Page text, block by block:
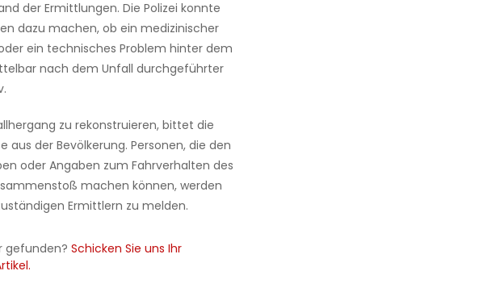
der Ermittlungen. Die Polizei konnte
dazu machen, ob ein medizinischer
ein technisches Problem hinter dem
nach dem Unfall durchgeführter
zu rekonstruieren, bittet die
aus der Bevölkerung. Personen, die den
oder Angaben zum Fahrverhalten des
machen können, werden
Ermittlern zu melden.
gefunden?Schicken Sie uns Ihr